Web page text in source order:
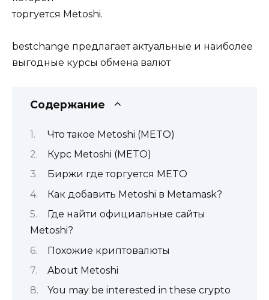
торгуется Metoshi.
bestchange предлагает актуальные и наиболее
выгодные курсы обмена валют
Содержание
Что такое Metoshi (METO)
Курс Metoshi (METO)
Биржи где торгуется METO
Как добавить Metoshi в Metamask?
Где найти официальные сайты
Metoshi?
Похожие криптовалюты
About Metoshi
You may be interested in these crypto